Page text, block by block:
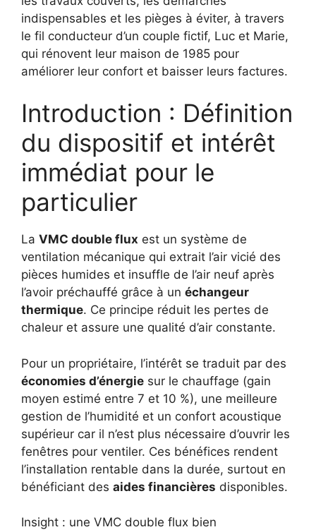
indispensables et les pièges à éviter, à travers
le fil conducteur d’un couple fictif, Luc et Marie,
qui rénovent leur maison de 1985 pour
améliorer leur confort et baisser leurs factures.
Introduction : Définition
du dispositif et intérêt
immédiat pour le
particulier
La VMC double flux est un système de
ventilation mécanique qui extrait l’air vicié des
pièces humides et insuffle de l’air neuf après
l’avoir préchauffé grâce à un échangeur
thermique. Ce principe réduit les pertes de
chaleur et assure une qualité d’air constante.
Pour un propriétaire, l’intérêt se traduit par des
économies d’énergie sur le chauffage (gain
moyen estimé entre 7 et 10 %), une meilleure
gestion de l’humidité et un confort acoustique
supérieur car il n’est plus nécessaire d’ouvrir les
fenêtres pour ventiler. Ces bénéfices rendent
l’installation rentable dans la durée, surtout en
bénéficiant des aides financières disponibles.
Insight : une VMC double flux bien